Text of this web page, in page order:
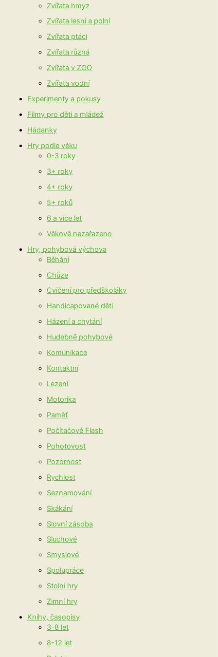
Zvířata hmyz
Zvířata lesní a polní
Zvířata ptáci
Zvířata různá
Zvířata v ZOO
Zvířata vodní
Experimenty a pokusy
Filmy pro děti a mládež
Hádanky
Hry podle věku
0-3 roky
3+ roky
4+ roky
5+ roků
6 a více let
Věkově nezařazeno
Hry, pohybová výchova
Běhání
Chůze
Cvičení pro předškoláky
Handicapované děti
Házení a chytání
Hudebně pohybové
Komunikace
Kontaktní
Lezení
Motorika
Paměť
Počítačové Flash
Pohotovost
Pozornost
Rychlost
Seznamování
Skákání
Slovní zásoba
Sluchové
Smyslové
Spolupráce
Stolní hry
Zimní hry
Knihy, časopisy
3-8 let
8-12 let